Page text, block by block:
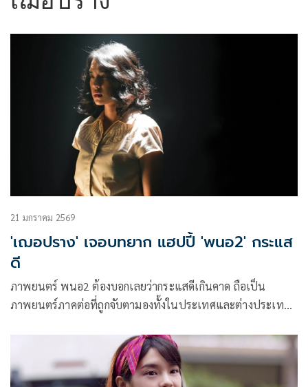
21 มกราคม 2569
'เฌอปราง' เจอบทยาก แฮปปี้ 'พนอ2' กระแส
ดี
ภาพยนตร์ พนอ2 ต้องบอกเลยว่ากระแสดีเกินคาด ถือเป็น
ภาพยนตร์ภาคต่อที่ถูกจับตามองทั้งในประเทศและต่างประเทศ
ต้องไปให้ถึงและแน่นอนว่า เฌอปราง อารีย์กุล ผู้ที่รับบท พนอ
มาแล้วถึงสองภาค สเต็ปความยากของภาค 1 และภาค 2 ย่อม
แตกต่างกันอย่างแน่นอน